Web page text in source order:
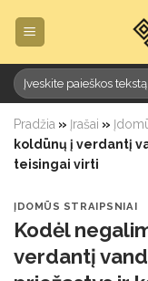
Pradžia » Įrašai »
koldūnų į verdantį
teisingai virti
ĮDOMŪS STRAIPSNIAI
Kodėl
verdantį